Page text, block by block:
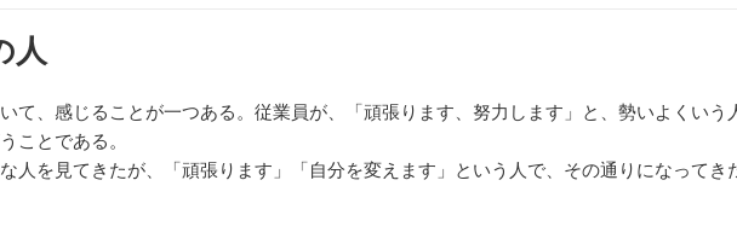
人
て、感じることが一つある。従業員が、「頑張ります、努力します」と、勢いよくいう
ことである。
人を見てきたが、「頑張ります」「自分を変えます」という人で、その通りになってき